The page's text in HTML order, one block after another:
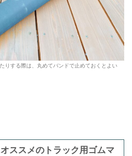
りする際は、丸めてバンドで止めておくとよい
ススメのトラック用ゴムマ